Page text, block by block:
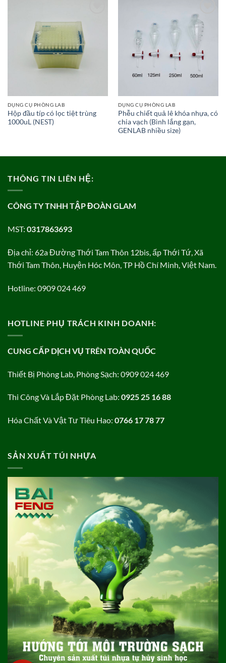
DỤNG CỤ PHÒNG LAB
Hộp đầu típ có lọc tiệt trùng
1000uL (NEST)
Add to
wishlist
DỤNG CỤ PHÒNG LAB
Phễu chiết quả lê khóa nhựa, có
chia vạch (Bình lắng gạn,
GENLAB nhiều size)
THÔNG TIN LIÊN HỆ:
CÔNG TY TNHH TẬP ĐOÀN GLAM
MST: 0317863693
Địa chỉ: 62a Đường Thới Tam Thôn 12bis, ấp Thới Tứ, Xã
Thới Tam Thôn, Huyện Hóc Môn, TP Hồ Chí Minh, Việt Nam.
Hotline: 0909 024 469
HOTLINE PHỤ TRÁCH KINH DOANH:
CUNG CẤP DỊCH VỤ TRÊN TOÀN QUỐC
Thiết Bị Phòng Lab, Phòng Sạch: 0909 024 469
Thi Công Và Lắp Đặt Phòng Lab: 0925 25 16 88
Hóa Chất Và Vật Tư Tiêu Hao: 0766 17 78 77
SẢN XUẤT TÚI NHỰA